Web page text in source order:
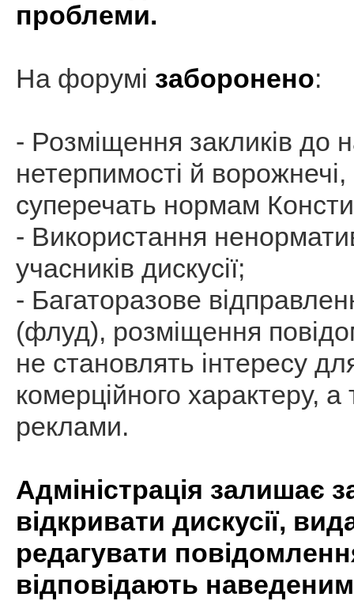
проблеми.
На форумі заборонено:
- Розміщення закликів до
нетерпимості й
суперечать нормам
- Використання
учасників дискусії;
- Багаторазове
(флуд), розміщення
не становлять інтересу
комерційного характеру,
реклами.
Адміністрація залишає
відкривати дискусії,
редагувати
відповідають